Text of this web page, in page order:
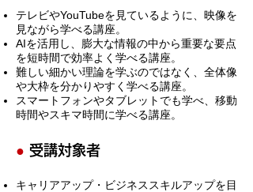
テレビやYouTubeを見ているように、映像を
見ながら学べる講座。
​AIを活用し、膨大な情報の中から重要な要点
を短時間で効率よく学べる講座。
難しい細かい理論を学ぶのではなく、全体像
や大枠を分かりやすく学べる講座。
スマートフォンやタブレットでも学べ、移動
時間やスキマ時間に学べる講座。
● 受講対象者
キャリアアップ・ビジネススキルアップを目